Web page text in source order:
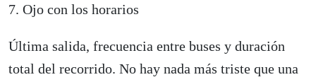
7. Ojo con los horarios
Última salida, frecuencia entre buses y duración
total del recorrido. No hay nada más triste que una